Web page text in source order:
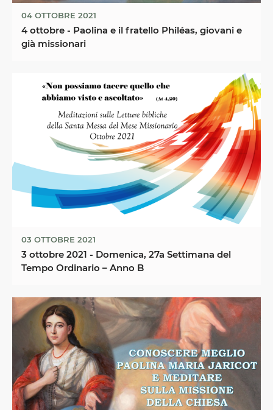
04 OTTOBRE 2021
4 ottobre - Paolina e il fratello Philéas, giovani e
già missionari
03 OTTOBRE 2021
3 ottobre 2021 - Domenica, 27a Settimana del
Tempo Ordinario – Anno B